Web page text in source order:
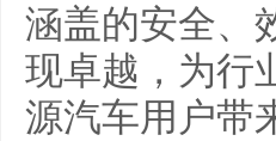
涵盖的安全、
现卓越，为行
源汽车用户带